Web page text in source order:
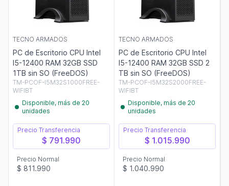
TECNO ARMADOS
PC de Escritorio CPU Intel
I5-12400 RAM 32GB SSD
1TB sin SO (FreeDOS)
TM-PCOF-I5M32S1000FREE-
WIFIBT
Disponible, más de 20
unidades
Precio Transferencia
$ 791.990
Precio Normal
$ 811.990
TECNO ARMADOS
PC de Escritorio CPU Intel
I5-12400 RAM 32GB SSD 2
TB sin SO (FreeDOS)
TM-PCOF-I5M32S2000FREE-
WIFIBT
Disponible, más de 20
unidades
Precio Transferencia
$ 1.015.990
Precio Normal
$ 1.040.990